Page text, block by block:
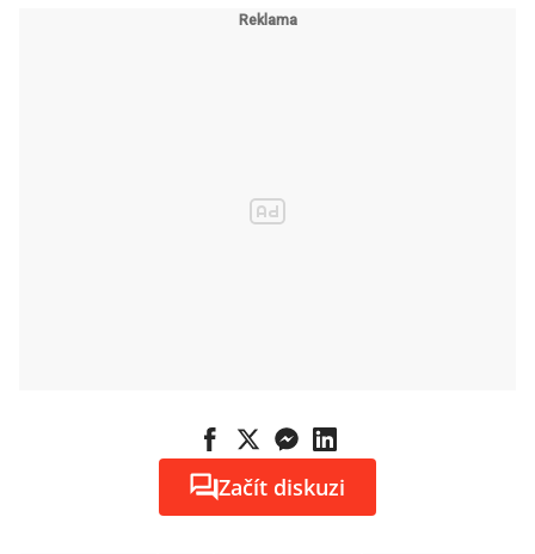
Začít diskuzi